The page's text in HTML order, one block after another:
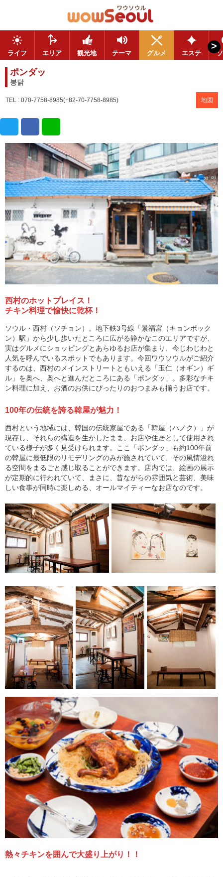
ライフ エリア 観光地 テーマ グルメ エステ
>
ポンダッ
봉닭
TEL : 070-7758-8985(+82-70-7758-8985) 地図
西村のホットプレイス！
チキン料理で愉快に乾杯！
ソウル・西村（ソチョン）。地下鉄3号線「景福宮（キョンボック
ン）駅」から少し歩いたところに広がる静かなこのエリアですが、
実はグルメにショッピングとあらゆるお店が集まり、今じわじわと
人気を呼んでいるスポットでもあります。今回ワウソウルがご紹介
するのは、西村のメインストリートともいえる「玉仁（オギン）ギ
ル」を奥へ、奥へと進んだところにある「ポンダッ」。多彩なチキ
ン料理に加え、お酒のお供にぴったりのおつまみも揃うお店です。
100年の伝統を誇る韓屋が魅力！
西村という地域には、韓国の伝統家屋である「韓屋（ハノク）」が
現存し、それらの構造を生かしたまま、お店や住居として使用され
ている様子が多く見受けられます。ここ「ポンダッ」も約100年前
の韓屋に最低限のリモデリングのみが施されていて、その風情溢れ
る空間をまるごと感じ取ることができます。店内では、絵画の展示
が定期的に行われていて、まさに、昔ながらの雰囲気と芸術、美味
しい食事が同時に楽しめる、オールマイティーなお店なのです。
熱々チキンを囲んで大盛り上がり！！